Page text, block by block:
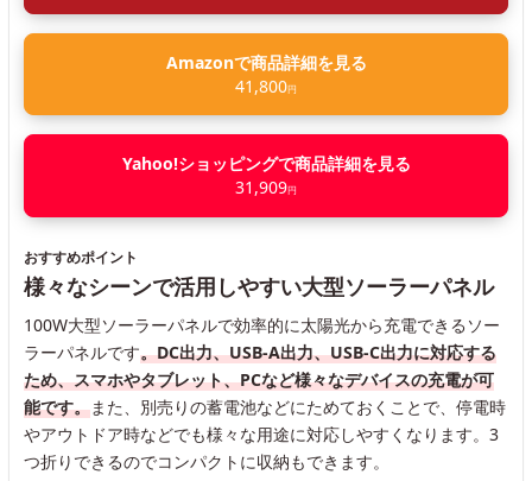
Amazonで商品詳細を見る
41,800円
Yahoo!ショッピングで商品詳細を見る
31,909円
おすすめポイント
様々なシーンで活用しやすい大型ソーラーパネル
100W大型ソーラーパネルで効率的に太陽光から充電できるソー
ラーパネルです。DC出力、USB-A出力、USB-C出力に対応する
ため、スマホやタブレット、PCなど様々なデバイスの充電が可
能です。また、別売りの蓄電池などにためておくことで、停電時
やアウトドア時などでも様々な用途に対応しやすくなります。3
つ折りできるのでコンパクトに収納もできます。